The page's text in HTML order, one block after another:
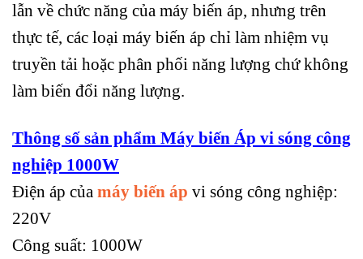
lẫn về chức năng của máy biến áp, nhưng trên
thực tế, các loại máy biến áp chỉ làm nhiệm vụ
truyền tải hoặc phân phối năng lượng chứ không
làm biến đổi năng lượng.
Thông số sản phẩm Máy biến Áp vi sóng công
nghiệp 1000W
Điện áp của máy biến áp vi sóng công nghiệp:
220V
Công suất: 1000W